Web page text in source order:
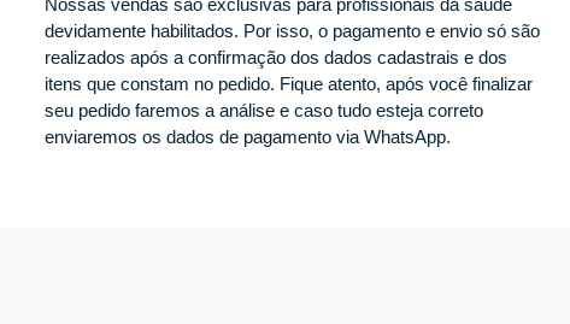
Nossas vendas são exclusivas para profissionais da saúde
devidamente habilitados. Por isso, o pagamento e envio só são
realizados após a confirmação dos dados cadastrais e dos
itens que constam no pedido. Fique atento, após você finalizar
seu pedido faremos a análise e caso tudo esteja correto
enviaremos os dados de pagamento via WhatsApp.